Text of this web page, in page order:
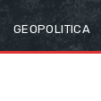
GEOPOLITICA